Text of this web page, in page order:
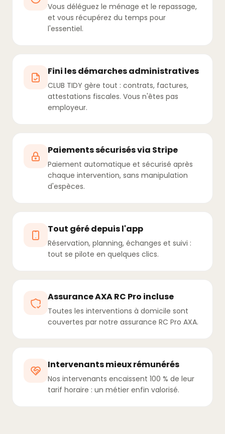
Vous déléguez le ménage et le repassage,
et vous récupérez du temps pour
l'essentiel.
Fini les démarches administratives
CLUB TIDY gère tout : contrats, factures,
attestations fiscales. Vous n'êtes pas
employeur.
Paiements sécurisés via Stripe
Paiement automatique et sécurisé après
chaque intervention, sans manipulation
d'espèces.
Tout géré depuis l'app
Réservation, planning, échanges et suivi :
tout se pilote en quelques clics.
Assurance AXA RC Pro incluse
Toutes les interventions à domicile sont
couvertes par notre assurance RC Pro AXA.
Intervenants mieux rémunérés
Nos intervenants encaissent 100 % de leur
tarif horaire : un métier enfin valorisé.